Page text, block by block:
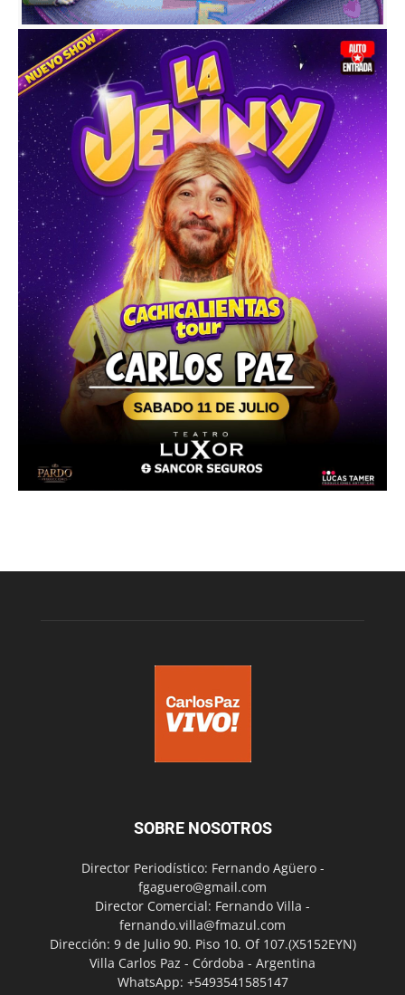
SOBRE NOSOTROS
Director Periodístico: Fernando Agüero -
fgaguero@gmail.com
Director Comercial: Fernando Villa -
fernando.villa@fmazul.com
Dirección: 9 de Julio 90. Piso 10. Of 107.(X5152EYN)
Villa Carlos Paz - Córdoba - Argentina
WhatsApp: +5493541585147